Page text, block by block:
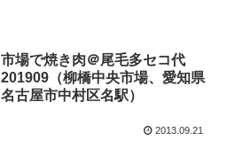
市場で焼き肉＠尾毛多セコ代
201909（柳橋中央市場、愛知県
名古屋市中村区名駅）
2013.09.21